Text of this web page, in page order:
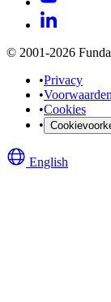
© 2001-2026 Funda
•Privacy
•Voorwaarden
•Cookies
•
English